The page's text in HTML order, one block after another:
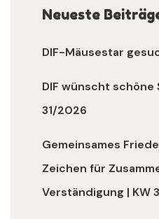
Neueste
DIF-Mäusestar
DIF wünscht schöne
31/2026
Gemeinsames
Zeichen für
Verständigung | KW